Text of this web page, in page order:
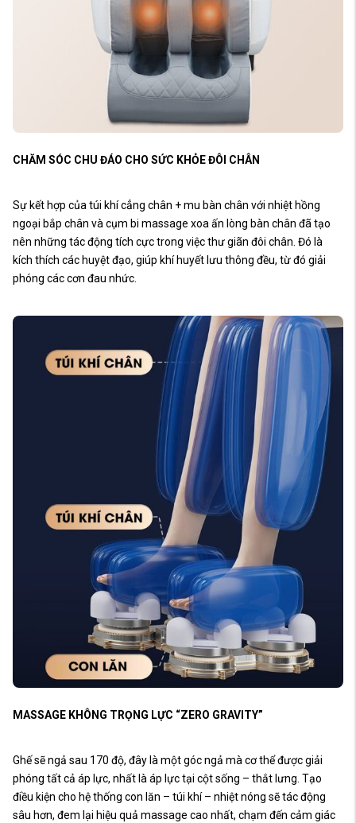
CHĂM SÓC CHU ĐÁO CHO SỨC KHỎE ĐÔI CHÂN
Sự kết hợp của túi khí cẳng chân + mu bàn chân với nhiệt hồng
ngoại bắp chân và cụm bi massage xoa ấn lòng bàn chân đã tạo
nên những tác động tích cực trong việc thư giãn đôi chân. Đó là
kích thích các huyệt đạo, giúp khí huyết lưu thông đều, từ đó giải
phóng các cơn đau nhức.
MASSAGE KHÔNG TRỌNG LỰC “ZERO GRAVITY”
Ghế sẽ ngả sau 170 độ, đây là một góc ngả mà cơ thể được giải
phóng tất cả áp lực, nhất là áp lực tại cột sống – thắt lưng. Tạo
điều kiện cho hệ thống con lăn – túi khí – nhiệt nóng sẽ tác động
sâu hơn, đem lại hiệu quả massage cao nhất, chạm đến cảm giác